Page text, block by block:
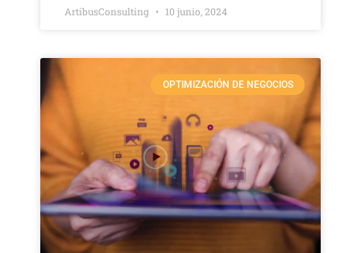
ArtibusConsulting 10 junio, 2024
OPTIMIZACIÓN DE NEGOCIOS